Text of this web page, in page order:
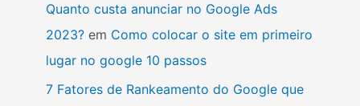
Quanto custa anunciar no Google Ads
2023?em Como colocar o site em primeiro
lugar no google 10 passos
7 Fatores de Rankeamento do Google que